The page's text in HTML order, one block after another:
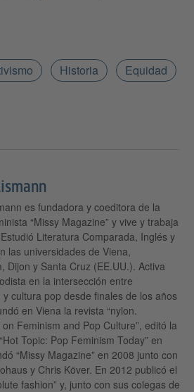
Historia Equidad
es fundadora y coeditora de la
“Missy Magazine” y vive y trabaja
Literatura Comparada, Inglés y
las universidades de Viena,
Dijon y Santa Cruz (EE.UU.). Activa
en la intersección entre
y cultura pop desde finales de los años
en Viena la revista “nylon.
on Feminism and Pop Culture”, editó la
Topic: Pop Feminism Today” en
“Missy Magazine” en 2008 junto con
y Chris Köver. En 2012 publicó el
fashion” y, junto con sus colegas de